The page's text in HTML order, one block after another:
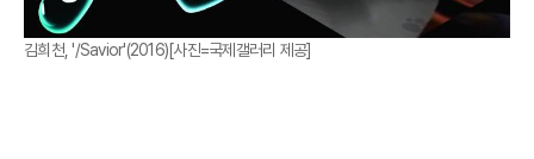
김희천, '/Savior'(2016)[사진=국제갤러리 제공]